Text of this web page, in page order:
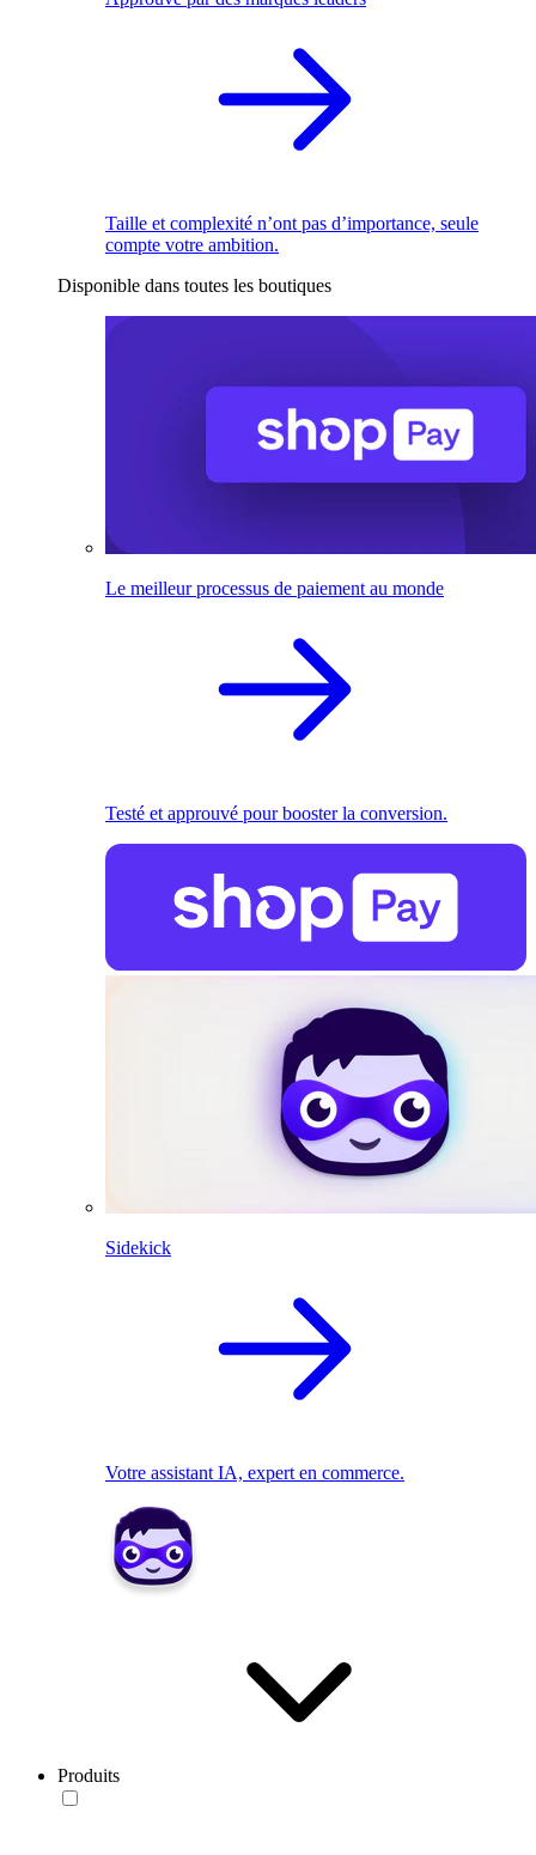
Taille et complexité n’ont pas d’importance, seule
compte votre ambition.
Disponible dans toutes les boutiques
Le meilleur processus de paiement au monde
Testé et approuvé pour booster la conversion.
Sidekick
Votre assistant IA, expert en commerce.
Produits